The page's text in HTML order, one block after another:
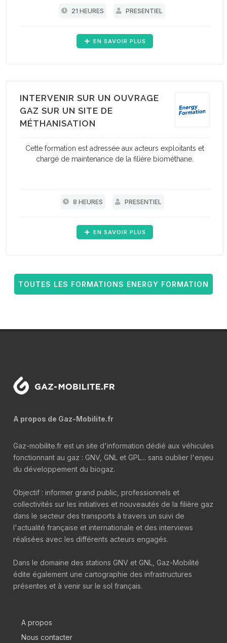
21 HEURES PRESENTIEL
EN SAVOIR PLUS
INTERVENIR SUR UN OUVRAGE
GAZ SUR UN SITE DE
MÉTHANISATION
Cette formation est adressée aux acteurs exploitants et
chargé de maintenance de la filière biométhane.
8 HEURES PRESENTIEL
EN SAVOIR PLUS
TOUTES LES FORMATIONS ENERGY FORMATION
A propos de Gaz-Mobilite.fr
Gaz-mobilite.fr est un site d'information dédié aux véhicules
fonctionnant au gaz : GNV, GNL et GPL... sans oublier l'enjeu
du développement du biogaz.
Objectif : informer grand public, professionnels et
collectivités sur les initiatives et nouveautés de la filière gaz
dans le secteur des transports à travers un suivi de
l'actualité française et internationale et des interviews
réalisées avec les différents acteurs engagés.
Dans le domaine des stations GNV et GNL, Gaz-Mobilité
édite également une cartographie des infrastructures
présentes et à venir sur le sol français.
A propos
Nous contacter